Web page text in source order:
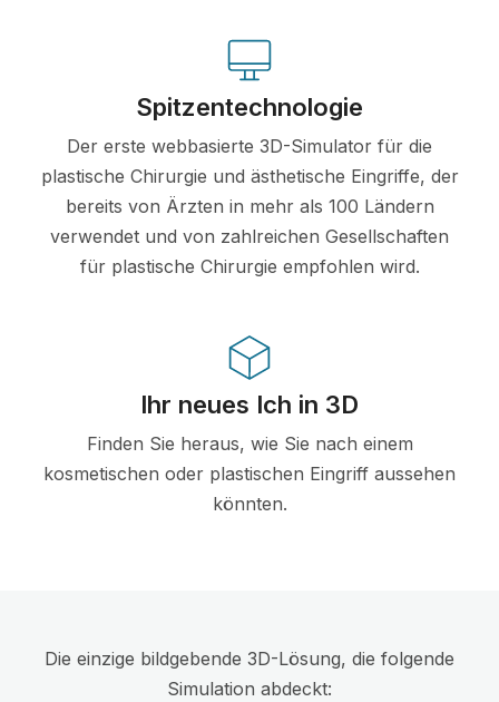
Spitzentechnologie
Der erste webbasierte 3D-Simulator für die
plastische Chirurgie und ästhetische Eingriffe, der
bereits von Ärzten in mehr als 100 Ländern
verwendet und von zahlreichen Gesellschaften
für plastische Chirurgie empfohlen wird.
Ihr neues Ich in 3D
Finden Sie heraus, wie Sie nach einem
kosmetischen oder plastischen Eingriff aussehen
könnten.
Die einzige bildgebende 3D-Lösung, die folgende
Simulation abdeckt: